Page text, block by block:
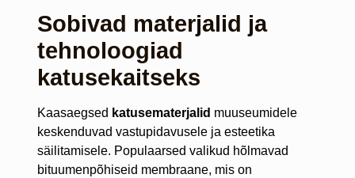
Sobivad materjalid ja
tehnoloogiad
katusekaitseks
Kaasaegsed katusematerjalid muuseumidele
keskenduvad vastupidavusele ja esteetika
säilitamisele. Populaarsed valikud hõlmavad
bituumenpõhiseid membraane, mis on